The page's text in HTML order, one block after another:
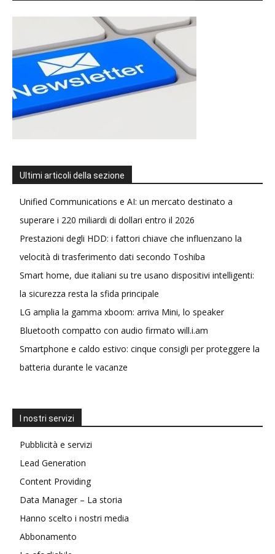
Ultimi articoli della sezione
Unified Communications e AI: un mercato destinato a
superare i 220 miliardi di dollari entro il 2026
Prestazioni degli HDD: i fattori chiave che influenzano la
velocità di trasferimento dati secondo Toshiba
Smart home, due italiani su tre usano dispositivi intelligenti:
la sicurezza resta la sfida principale
LG amplia la gamma xboom: arriva Mini, lo speaker
Bluetooth compatto con audio firmato will.i.am
Smartphone e caldo estivo: cinque consigli per proteggere la
batteria durante le vacanze
I nostri servizi
Pubblicità e servizi
Lead Generation
Content Providing
Data Manager – La storia
Hanno scelto i nostri media
Abbonamento